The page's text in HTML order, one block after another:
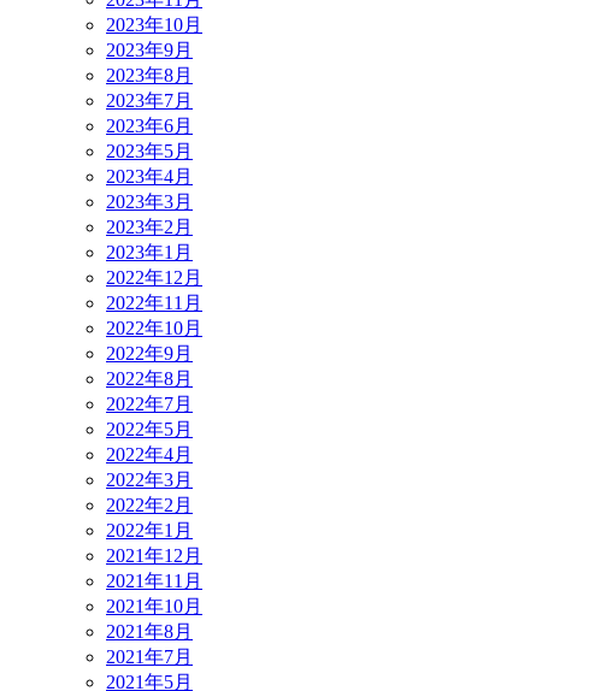
2023年10月
2023年9月
2023年8月
2023年7月
2023年6月
2023年5月
2023年4月
2023年3月
2023年2月
2023年1月
2022年12月
2022年11月
2022年10月
2022年9月
2022年8月
2022年7月
2022年5月
2022年4月
2022年3月
2022年2月
2022年1月
2021年12月
2021年11月
2021年10月
2021年8月
2021年7月
2021年5月